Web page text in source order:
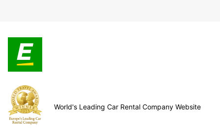
World's Leading Car Rental Company Website